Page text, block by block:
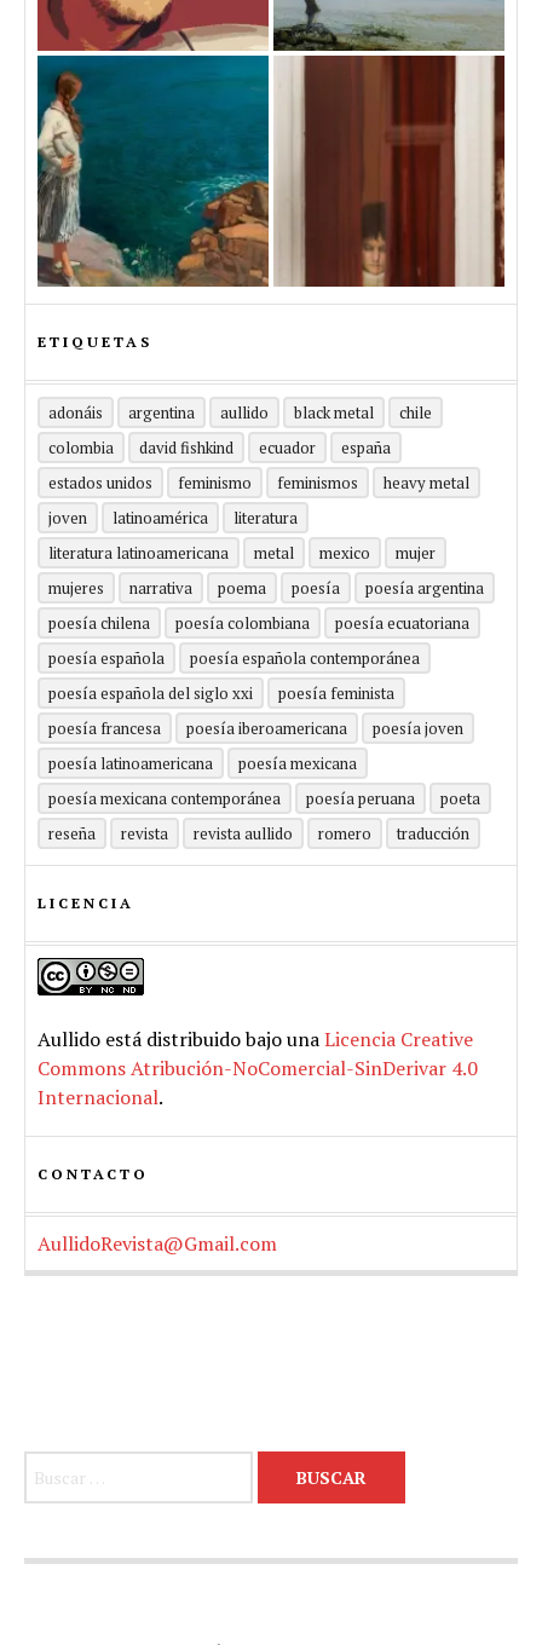
ETIQUETAS
adonáis argentina aullido black metal
chile
colombia
david fishkind ecuador
españa
estados unidos
feminismo feminismos
heavy metal
joven
latinoamérica
literatura
literatura latinoamericana
metal mexico
mujer
mujeres
narrativa poema poesía
poesía argentina
poesía chilena
poesía colombiana
poesía ecuatoriana
poesía española
poesía española contemporánea
poesía española del siglo xxi
poesía feminista
poesía francesa
poesía iberoamericana
poesía joven
poesía latinoamericana
poesía mexicana
poesía mexicana contemporánea
poesía peruana
poeta
reseña
revista revista aullido romero traducción
LICENCIA
Aullido está distribuido bajo unaLicencia Creative
Commons Atribución-NoComercial-SinDerivar 4.0
Internacional.
CONTACTO
AullidoRevista@Gmail.com